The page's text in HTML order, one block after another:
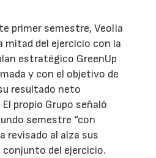
primer semestre, Veolia
mitad del ejercicio con la
estratégico GreenUp
y con el objetivo de
resultado neto
propio Grupo señaló
semestre “con
revisado al alza sus
conjunto del ejercicio.